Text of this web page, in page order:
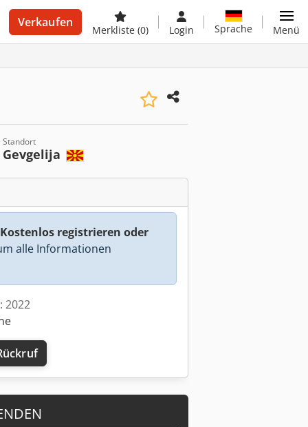
Verkaufen
Merkliste (0) Login Sprache Menü
Standort
Gevgelija
Mehr Bilder anfragen
Kostenlos registrieren oder
alle Informationen
2022